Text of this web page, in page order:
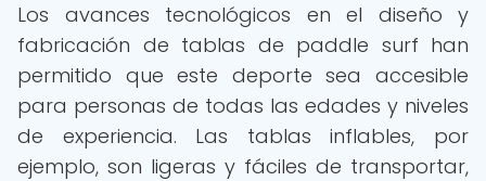
Los avances tecnológicos en el diseño y
fabricación de tablas de paddle surf han
permitido que este deporte sea accesible
para personas de todas las edades y niveles
de experiencia. Las tablas inflables, por
ejemplo, son ligeras y fáciles de transportar,